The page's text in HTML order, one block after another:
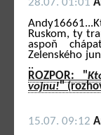
28.07. 01:01
Ruskom, ty
aspoň
Zelenského
..
ROZPOR: "
vojnu!"
15.07. 09:12